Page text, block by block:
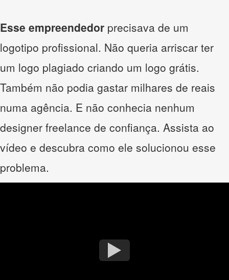
Esse empreendedor precisava de um
logotipo profissional. Não queria arriscar ter
um logo plagiado criando um logo grátis.
Também não podia gastar milhares de reais
numa agência. E não conhecia nenhum
designer freelance de confiança. Assista ao
vídeo e descubra como ele solucionou esse
problema.